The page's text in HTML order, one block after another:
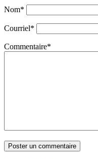
Nom*
Courriel*
Commentaire*